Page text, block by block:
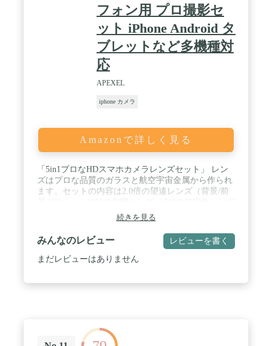
フォン用 プロ撮影セ
ット iPhone Android タ
ブレットなど多機種対
応
APEXEL
iphone カメラ
Amazonで詳しく見る
「5in1プロなHDスマホカメラレンズセット」 レン
ズはプロな品質のガラスと航空宇宙金属から作られ
ます。セットの内容は2.0倍の望遠レンズ（背景/前
（暗い目の周りの魚眼レンズがない）+110°広角レ
ンズ（歪みがない/暗い辺がない）+10倍のマクロレ
ンズ、ファスナー袋とクリップです。携帯電話をデ
ジタル一眼レフカメラに変えて、すぐに驚嘆させる
写真の旅と煌びやかで美しい高品質の技術のイメー
できます。シングルレンズの携帯電話で使うと、2
倍のレンズに相当します。二レンズ携帯の望遠側で
続きを見る
みんなのレビュー レビューを書く
まだレビューはありません